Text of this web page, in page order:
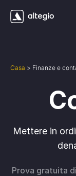
Casa > Finanze e
Mettere in
Prova gratuita